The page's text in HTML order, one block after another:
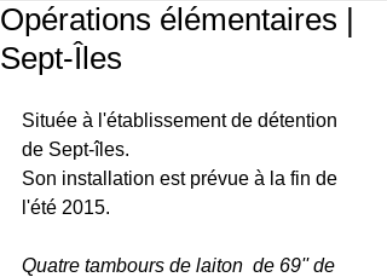
Opérations élémentaires |
Sept-Îles
Située à l'établissement de détention
de Sept-îles.
Son installation est prévue à la fin de
l'été 2015.
Quatre tambours de laiton  de 69'' de